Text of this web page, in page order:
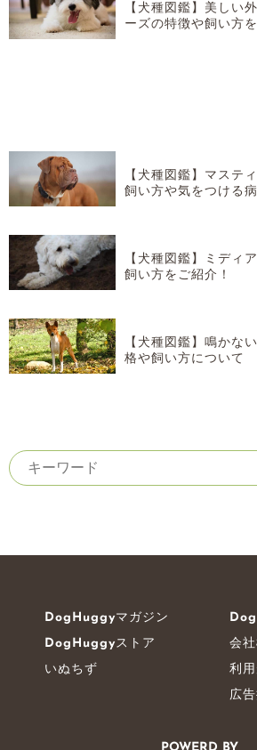
【犬種図鑑】美しい
ーズの特徴や飼い方を
【犬種図鑑】マステ
飼い方や気をつける
【犬種図鑑】ミディ
飼い方をご紹介！
【犬種図鑑】鳴かな
格や飼い方について
DogHuggyマガジン
DogHuggyストア
いぬちず
会
利
広